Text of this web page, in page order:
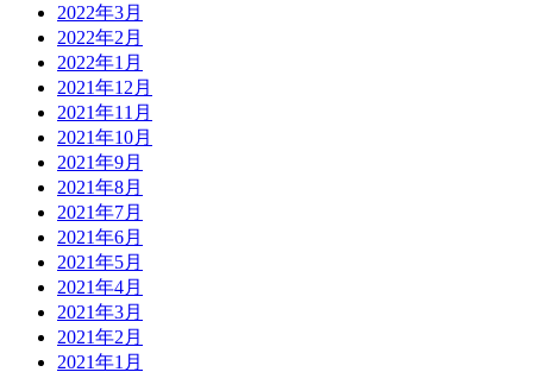
2022年3月
2022年2月
2022年1月
2021年12月
2021年11月
2021年10月
2021年9月
2021年8月
2021年7月
2021年6月
2021年5月
2021年4月
2021年3月
2021年2月
2021年1月